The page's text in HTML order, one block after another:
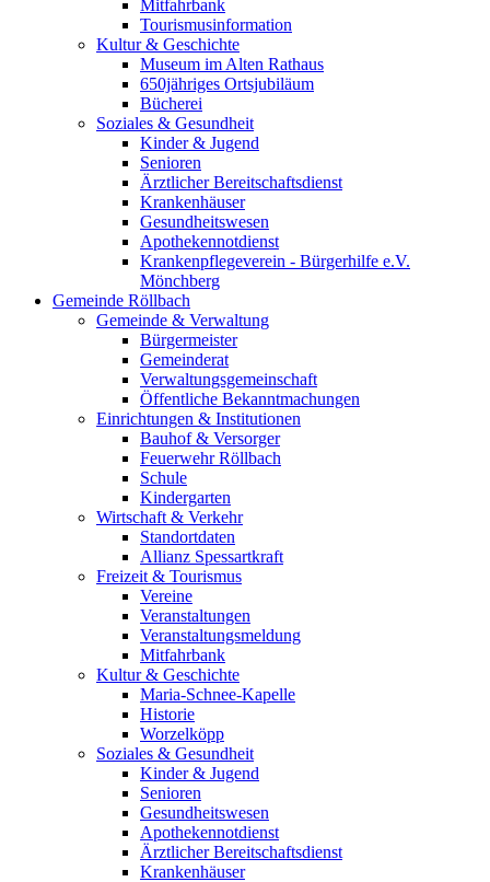
Mitfahrbank
Tourismusinformation
Kultur & Geschichte
Museum im Alten Rathaus
650jähriges Ortsjubiläum
Bücherei
Soziales & Gesundheit
Kinder & Jugend
Senioren
Ärztlicher Bereitschaftsdienst
Krankenhäuser
Gesundheitswesen
Apothekennotdienst
Krankenpflegeverein - Bürgerhilfe e.V.
Mönchberg
Gemeinde Röllbach
Gemeinde & Verwaltung
Bürgermeister
Gemeinderat
Verwaltungsgemeinschaft
Öffentliche Bekanntmachungen
Einrichtungen & Institutionen
Bauhof & Versorger
Feuerwehr Röllbach
Schule
Kindergarten
Wirtschaft & Verkehr
Standortdaten
Allianz Spessartkraft
Freizeit & Tourismus
Vereine
Veranstaltungen
Veranstaltungsmeldung
Mitfahrbank
Kultur & Geschichte
Maria-Schnee-Kapelle
Historie
Worzelköpp
Soziales & Gesundheit
Kinder & Jugend
Senioren
Gesundheitswesen
Apothekennotdienst
Ärztlicher Bereitschaftsdienst
Krankenhäuser